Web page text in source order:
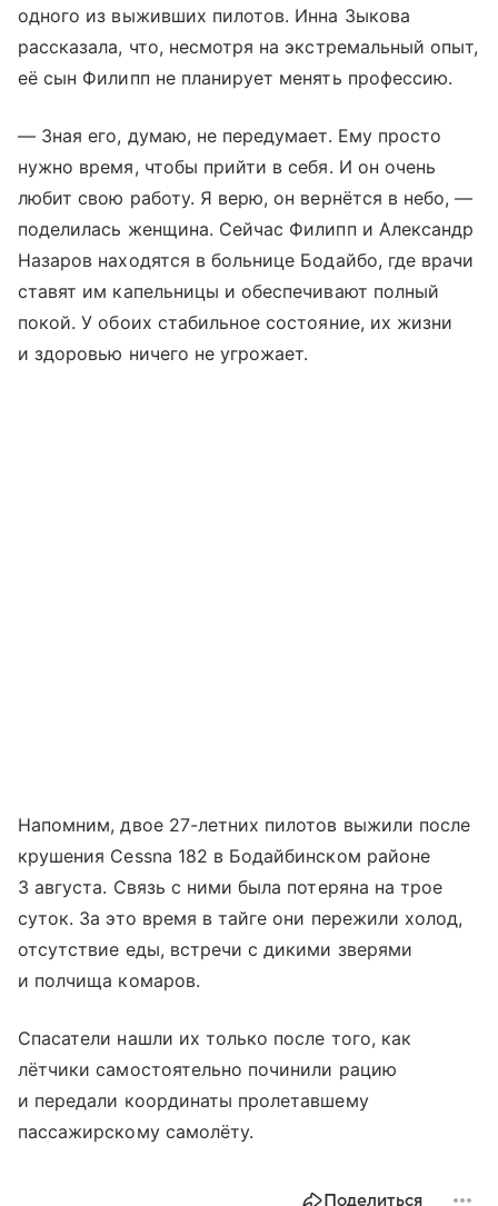
одного из выживших пилотов. Инна Зыкова
рассказала, что, несмотря на экстремальный опыт,
её сын Филипп не планирует менять профессию.
— Зная его, думаю, не передумает. Ему просто
нужно время, чтобы прийти в себя. И он очень
любит свою работу. Я верю, он вернётся в небо, —
поделилась женщина. Сейчас Филипп и Александр
Назаров находятся в больнице Бодайбо, где врачи
ставят им капельницы и обеспечивают полный
покой. У обоих стабильное состояние, их жизни
и здоровью ничего не угрожает.
Напомним, двое 27-летних пилотов выжили после
крушения Cessna 182 в Бодайбинском районе
3 августа. Связь с ними была потеряна на трое
суток. За это время в тайге они пережили холод,
отсутствие еды, встречи с дикими зверями
и полчища комаров.
Спасатели нашли их только после того, как
лётчики самостоятельно починили рацию
и передали координаты пролетавшему
пассажирскому самолёту.
Поделиться